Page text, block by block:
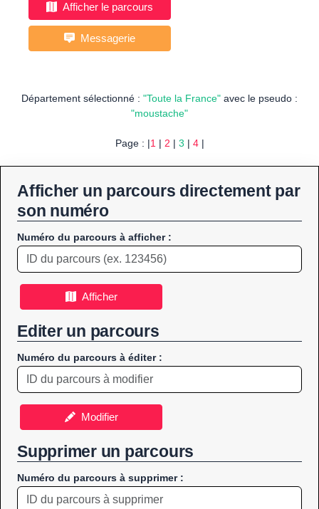
Afficher le parcours
Messagerie
Département sélectionné : "Toute la France" avec le pseudo :
"moustache"
Page : |1| 2 | 3 | 4|
Afficher un parcours directement par
son numéro
Numéro du parcours à afficher :
Afficher
Editer un parcours
Numéro du parcours à éditer :
Modifier
Supprimer un parcours
Numéro du parcours à supprimer :